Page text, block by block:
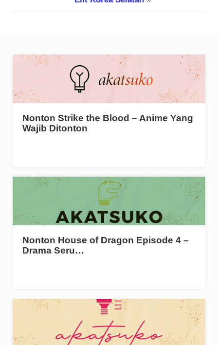
Nonton Strike the Blood – Anime Yang
Wajib Ditonton
Nonton House of Dragon Episode 4 –
Drama Seru…